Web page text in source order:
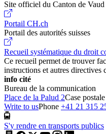
Site officiel du Canton de Vaud
Portail CH.ch
Portail des autorités suisses
Recueil systématique du droit
Ce recueil permet de trouver
instructions et autres directives
info cité
Bureau de la communication
Place de la Palud 2Case
Write to usPhone +41 21 315
S'y rendre en transports publics